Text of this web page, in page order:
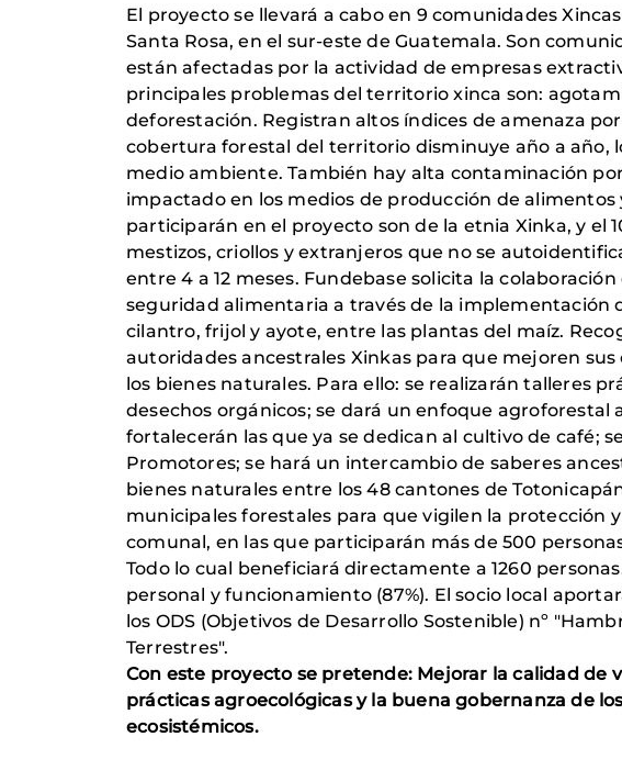
El proyecto se llevará a cabo en 9 comunidades
Santa Rosa, en el sur-este de Guatemala. Son
están afectadas por la actividad de empresas
principales problemas del territorio xinca son:
deforestación. Registran altos índices de amenaza
cobertura forestal del territorio disminuye año a año,
medio ambiente. También hay alta contaminación
impactado en los medios de producción de
participarán en el proyecto son de la etnia Xinka, y el
mestizos, criollos y extranjeros que no se
entre 4 a 12 meses. Fundebase solicita la
seguridad alimentaria a través de la implementación
cilantro, frijol y ayote, entre las plantas del maíz.
autoridades ancestrales Xinkas para que mejoren
los bienes naturales. Para ello: se realizarán talleres
desechos orgánicos; se dará un enfoque agroforestal
fortalecerán las que ya se dedican al cultivo de café;
Promotores; se hará un intercambio de saberes
bienes naturales entre los 48 cantones de
municipales forestales para que vigilen la protección
comunal, en las que participarán más de 500
Todo lo cual beneficiará directamente a 1260
personal y funcionamiento (87%). El socio local
los ODS (Objetivos de Desarrollo Sostenible) nº
Terrestres".
Con este proyecto se pretende: Mejorar la calidad de
prácticas agroecológicas y la buena gobernanza de
ecosistémicos.